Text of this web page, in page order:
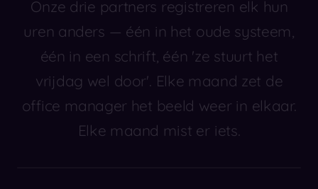
Onze drie partners registreren elk hun
uren anders — één in het oude systeem,
één in een schrift, één 'ze stuurt het
vrijdag wel door'. Elke maand zet de
office manager het beeld weer in elkaar.
Elke maand mist er iets.